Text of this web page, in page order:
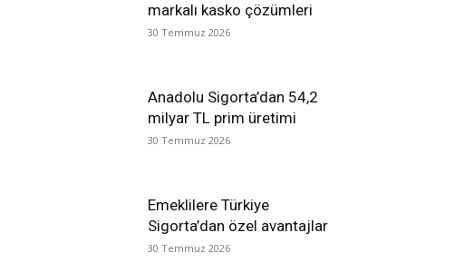
markalı kasko çözümleri
30 Temmuz 2026
Anadolu Sigorta’dan 54,2
milyar TL prim üretimi
30 Temmuz 2026
Emeklilere Türkiye
Sigorta’dan özel avantajlar
30 Temmuz 2026